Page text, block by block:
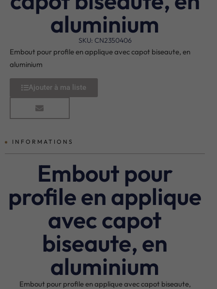
aluminium
SKU: CN2350406
Embout pour profile en applique avec capot biseaute, en
aluminium
Ajouter à ma liste
INFORMATIONS
Embout pour
profile en applique
avec capot
biseaute, en
aluminium
Embout pour profile en applique avec capot biseaute,